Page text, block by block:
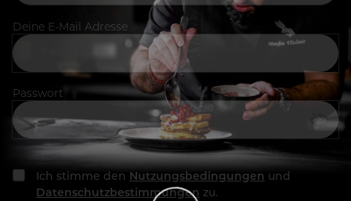
Deine E-Mail Adresse
Passwort
Ich stimme den Nutzungsbedingungen und
Datenschutzbestimmungen zu.